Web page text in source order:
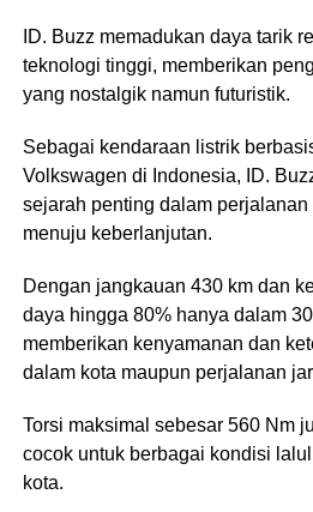
ID. Buzz memadukan daya tarik
teknologi tinggi, memberikan
yang nostalgik namun futuristik.
Sebagai kendaraan listrik
Volkswagen di Indonesia, ID.
sejarah penting dalam
menuju keberlanjutan.
Dengan jangkauan 430 km dan
daya hingga 80% hanya dalam
memberikan kenyamanan dan
dalam kota maupun perjalanan
Torsi maksimal sebesar 560 Nm
cocok untuk berbagai kondisi
kota.